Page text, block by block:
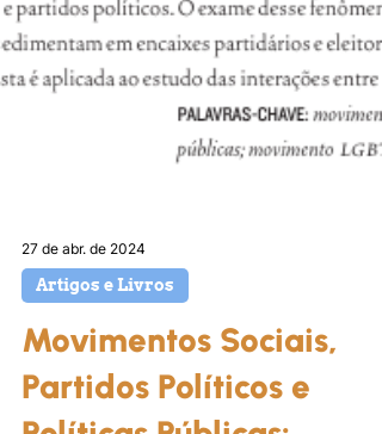
27 de abr. de 2024